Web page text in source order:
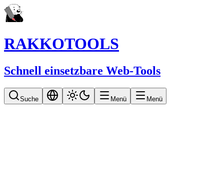
RAKKOTOOLS
Schnell einsetzbare Web-Tools
Suche Menü Menü